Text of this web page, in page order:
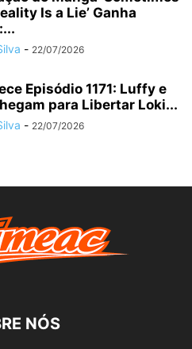
Is a Lie’ Ganha
- 22/07/2026
Episódio 1171: Luffy e
para Libertar Loki...
- 22/07/2026
NÓS